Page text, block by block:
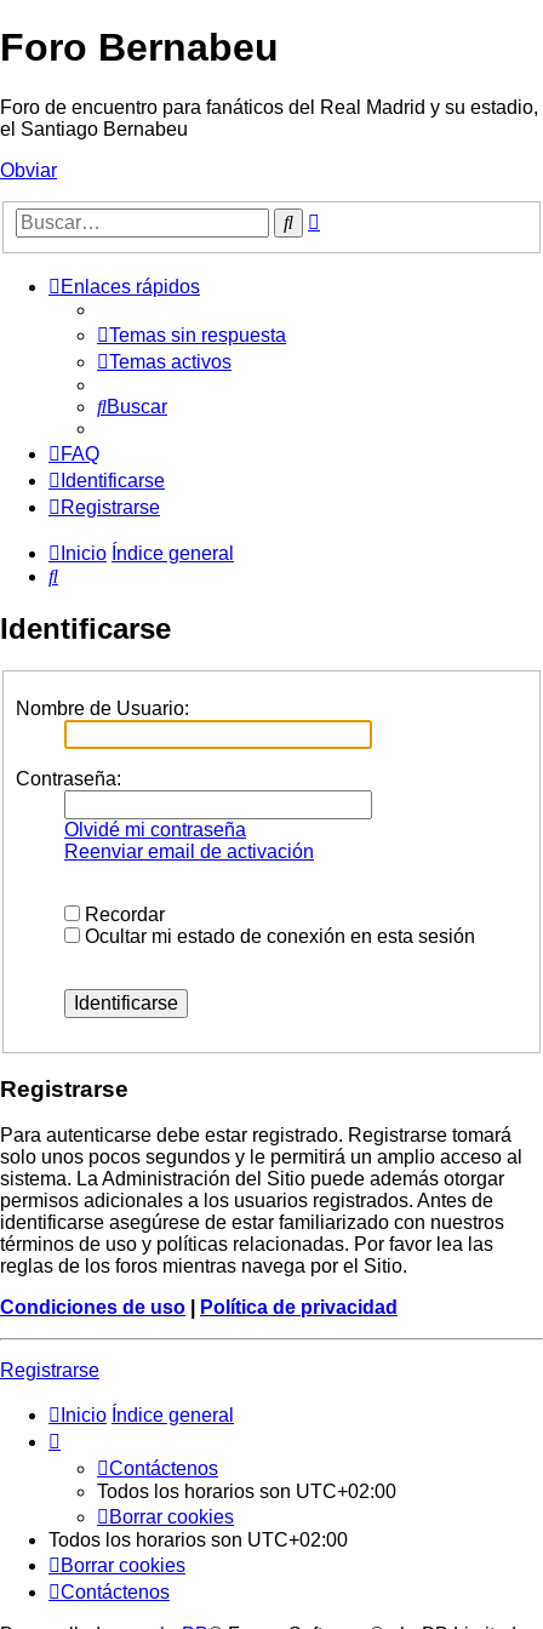
Foro Bernabeu
Foro de encuentro para fanáticos del Real Madrid y su estadio,
el Santiago Bernabeu
Obviar
Buscar
Enlaces rápidos
Temas sin respuesta
Temas activos
Buscar
FAQ
Identificarse
Registrarse
Inicio Índice general
Buscar
Identificarse
Nombre de Usuario:
Contraseña:
Olvidé mi contraseña
Reenviar email de activación
Recordar
Ocultar mi estado de conexión en esta sesión
Registrarse
Para autenticarse debe estar registrado. Registrarse tomará
solo unos pocos segundos y le permitirá un amplio acceso al
sistema. La Administración del Sitio puede además otorgar
permisos adicionales a los usuarios registrados. Antes de
identificarse asegúrese de estar familiarizado con nuestros
términos de uso y políticas relacionadas. Por favor lea las
reglas de los foros mientras navega por el Sitio.
Condiciones de uso
Política de privacidad
Registrarse
Inicio Índice general
Contáctenos
Todos los horarios son UTC+02:00
Borrar cookies
Todos los horarios son UTC+02:00
Borrar cookies
Contáctenos